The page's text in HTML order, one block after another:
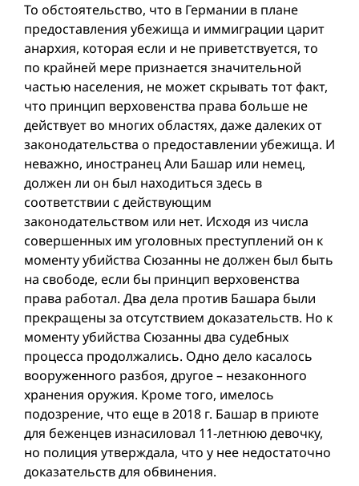
То обстоятельство, что в Германии в плане
предоставления убежища и иммиграции царит
анархия, которая если и не приветствуется, то
по крайней мере признается значительной
частью населения, не может скрывать тот факт,
что принцип верховенства права больше не
действует во многих областях, даже далеких от
законодательства о предоставлении убежища. И
неважно, иностранец Али Башар или немец,
должен ли он был находиться здесь в
соответствии с действующим
законодательством или нет. Исходя из числа
совершенных им уголовных преступлений он к
моменту убийства Сюзанны не должен был быть
на свободе, если бы принцип верховенства
права работал. Два дела против Башара были
прекращены за отсутствием доказательств. Но к
моменту убийства Сюзанны два судебных
процесса продолжались. Одно дело касалось
вооруженного разбоя, другое – незаконного
хранения оружия. Кроме того, имелось
подозрение, что еще в 2018 г. Башар в приюте
для беженцев изнасиловал 11-летнюю девочку,
но полиция утверждала, что у нее недостаточно
доказательств для обвинения.